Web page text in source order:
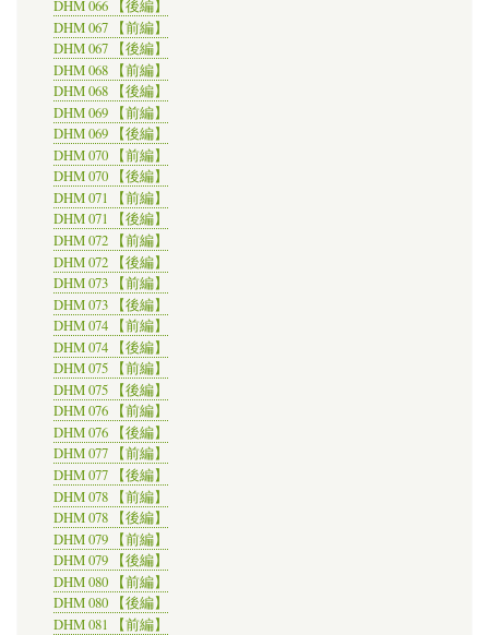
DHM 066 【後編】
DHM 067 【前編】
DHM 067 【後編】
DHM 068 【前編】
DHM 068 【後編】
DHM 069 【前編】
DHM 069 【後編】
DHM 070 【前編】
DHM 070 【後編】
DHM 071 【前編】
DHM 071 【後編】
DHM 072 【前編】
DHM 072 【後編】
DHM 073 【前編】
DHM 073 【後編】
DHM 074 【前編】
DHM 074 【後編】
DHM 075 【前編】
DHM 075 【後編】
DHM 076 【前編】
DHM 076 【後編】
DHM 077 【前編】
DHM 077 【後編】
DHM 078 【前編】
DHM 078 【後編】
DHM 079 【前編】
DHM 079 【後編】
DHM 080 【前編】
DHM 080 【後編】
DHM 081 【前編】